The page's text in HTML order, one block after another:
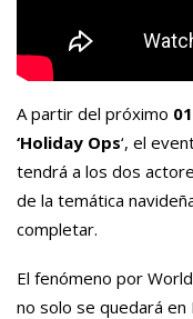
A partir del próximo
‘Holiday Ops‘, el
tendrá a los dos
de la temática
completar.
El fenómeno por
no solo se quedará en